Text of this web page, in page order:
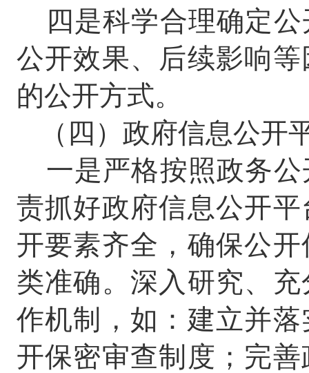
四是科学合理确定
公开效果、后续影响
的公开方式。
（四）政府信息公开
一是严格按照政务
责抓好政府信息公开
开要素齐全，确保公
类准确。深入研究、
作机制，如：建立并
开保密审查制度；完